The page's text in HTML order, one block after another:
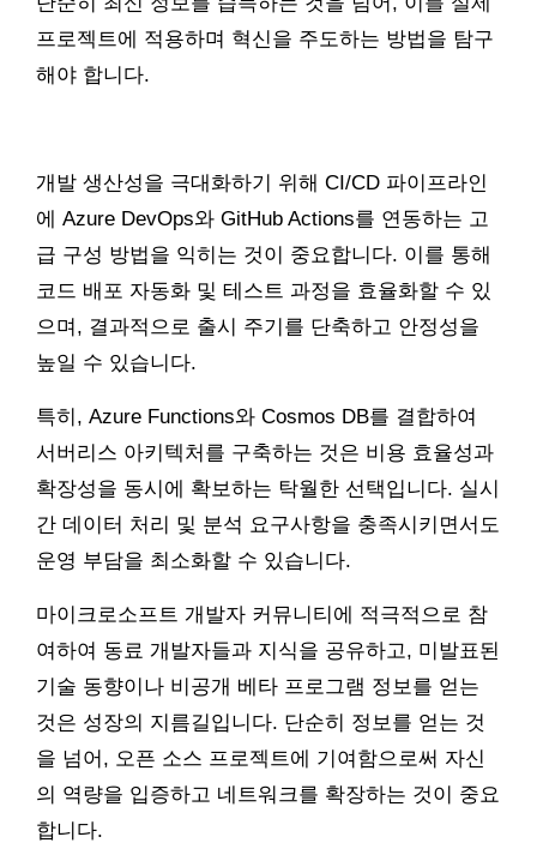
프로젝트에 적용하며 혁신을 주도하는 방법을 탐구
해야 합니다.
개발 생산성을 극대화하기 위해 CI/CD 파이프라인
에 Azure DevOps와 GitHub Actions를 연동하는 고
급 구성 방법을 익히는 것이 중요합니다. 이를 통해
코드 배포 자동화 및 테스트 과정을 효율화할 수 있
으며, 결과적으로 출시 주기를 단축하고 안정성을
높일 수 있습니다.
특히, Azure Functions와 Cosmos DB를 결합하여
서버리스 아키텍처를 구축하는 것은 비용 효율성과
확장성을 동시에 확보하는 탁월한 선택입니다. 실시
간 데이터 처리 및 분석 요구사항을 충족시키면서도
운영 부담을 최소화할 수 있습니다.
마이크로소프트 개발자 커뮤니티에 적극적으로 참
여하여 동료 개발자들과 지식을 공유하고, 미발표된
기술 동향이나 비공개 베타 프로그램 정보를 얻는
것은 성장의 지름길입니다. 단순히 정보를 얻는 것
을 넘어, 오픈 소스 프로젝트에 기여함으로써 자신
의 역량을 입증하고 네트워크를 확장하는 것이 중요
합니다.